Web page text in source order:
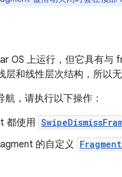
OS 上运行，但它具有
层和线性层次结构，所以
，请执行以下操作：
都使用
的自定义